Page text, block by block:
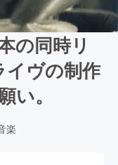
の同時リ
イヴの制作
い。
楽